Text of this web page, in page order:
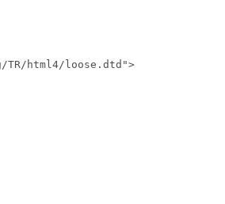
TR/html4/loose.dtd">